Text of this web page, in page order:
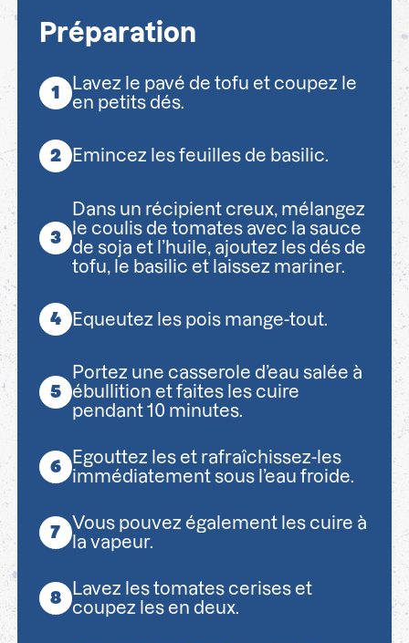
Préparation
Lavez le pavé de tofu et coupez le
en petits dés.
Emincez les feuilles de basilic.
Dans un récipient creux, mélangez
le coulis de tomates avec la sauce
de soja et l’huile, ajoutez les dés de
tofu, le basilic et laissez mariner.
Equeutez les pois mange-tout.
Portez une casserole d’eau salée à
ébullition et faites les cuire
pendant 10 minutes.
Egouttez les et rafraîchissez-les
immédiatement sous l’eau froide.
Vous pouvez également les cuire à
la vapeur.
Lavez les tomates cerises et
coupez les en deux.